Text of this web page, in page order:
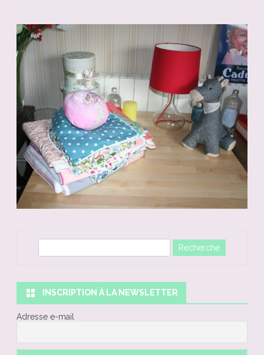
r
INSCRIPTION À LA NEWSLETTER
Adresse e-mail